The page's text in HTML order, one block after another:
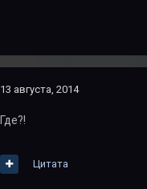
13 августа, 2014
Где?!
Цитата